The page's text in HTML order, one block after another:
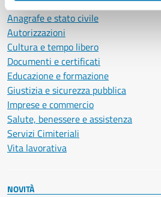
Ambiente
Anagrafe e stato civile
Autorizzazioni
Cultura e tempo libero
Documenti e certificati
Educazione e formazione
Giustizia e sicurezza pubblica
Imprese e commercio
Salute, benessere e assistenza
Servizi Cimiteriali
Vita lavorativa
NOVITÀ